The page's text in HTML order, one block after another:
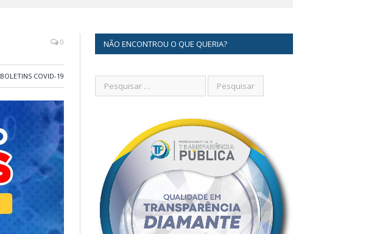
0
BOLETINS COVID-19
NÃO ENCONTROU O QUE QUERIA?